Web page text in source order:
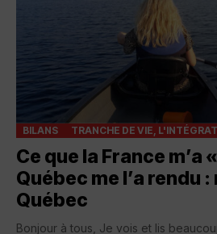
BILANS TRANCHE DE VIE,
Ce que la France m’a
Québec me l’a rendu :
Québec
Bonjour à tous, Je vois et lis